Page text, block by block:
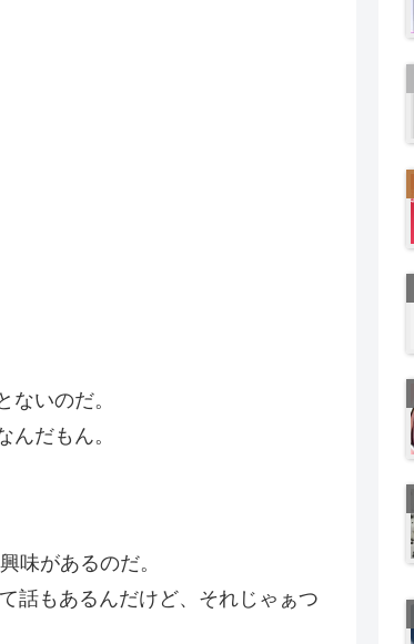
いのだ。
だもん。
味があるのだ。
話もあるんだけど、それじゃぁつ